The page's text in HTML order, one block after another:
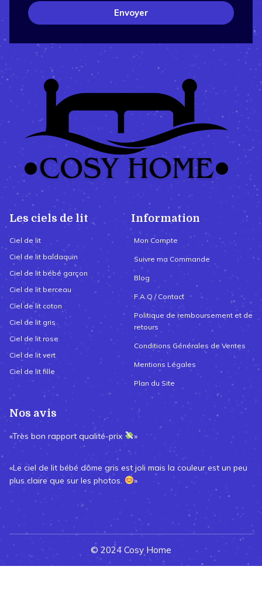
Envoyer
Les ciels de lit
Ciel de lit
Ciel de lit baldaquin
Ciel de lit bébé garçon
Ciel de lit berceau
Ciel de lit coton
Ciel de lit gris
Ciel de lit rose
Ciel de lit vert
Ciel de lit fille
Information
Mon Compte
Suivre ma Commande
Blog
F.A.Q / Contact
Politique de remboursement et de
retours
Conditions Générales de Ventes
Mentions Légales
Plan du Site
Nos avis
«Très bon rapport qualité-prix »
«Le ciel de lit bébé dôme gris est joli mais la couleur est un peu
plus claire que sur les photos.
»
© 2024 Cosy Home